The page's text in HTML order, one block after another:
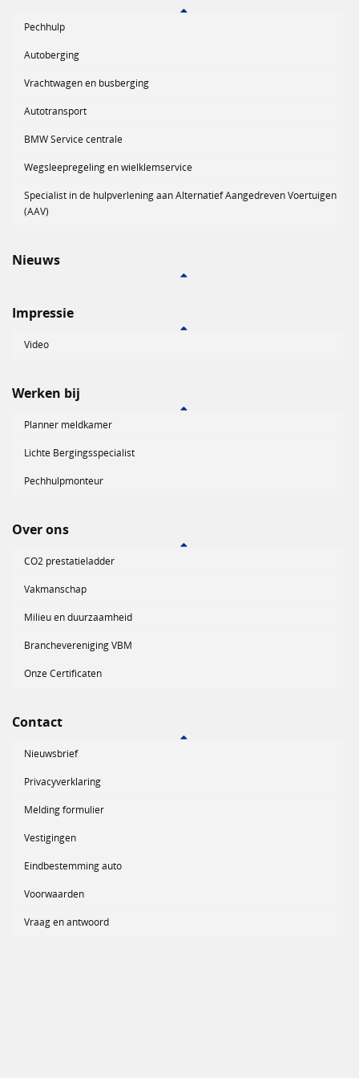
Pechhulp
Autoberging
Vrachtwagen en busberging
Autotransport
BMW Service centrale
Wegsleepregeling en wielklemservice
Specialist in de hulpverlening aan Alternatief Aangedreven Voertuigen
(AAV)
Nieuws
Impressie
Video
Werken bij
Planner meldkamer
Lichte Bergingsspecialist
Pechhulpmonteur
Over ons
CO2 prestatieladder
Vakmanschap
Milieu en duurzaamheid
Branchevereniging VBM
Onze Certificaten
Contact
Nieuwsbrief
Privacyverklaring
Melding formulier
Vestigingen
Eindbestemming auto
Voorwaarden
Vraag en antwoord